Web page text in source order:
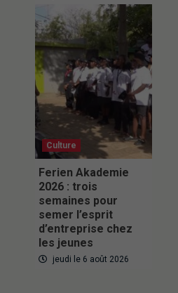
Culture
Ferien Akademie
2026 : trois
semaines pour
semer l’esprit
d’entreprise chez
les jeunes
jeudi le 6 août 2026